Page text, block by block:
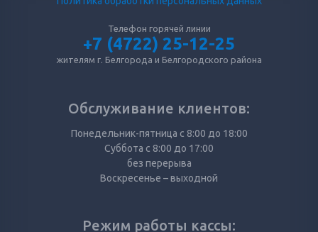
Телефон горячей линии
+7 (4722) 25-12-25
жителям г. Белгорода и Белгородского района
Обслуживание клиентов:
Понедельник-пятница с 8:00 до 18:00
Суббота с 8:00 до 17:00
без перерыва
Воскресенье – выходной
Режим работы кассы: